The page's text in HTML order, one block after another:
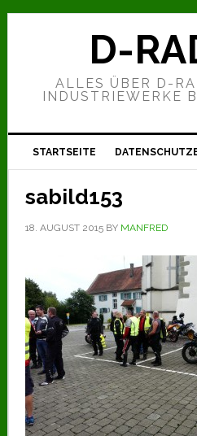
Zur
Hauptnavigation
Zum
Zur
D-
ALLES ÜBER D-
INDUSTRIEWERKE
STARTSEITE
sabild153
18. AUGUST 2015BY MANFRED